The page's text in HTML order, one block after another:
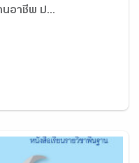
นอาชีพ ป...